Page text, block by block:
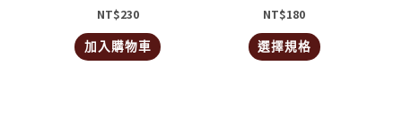
NT$230
加入購物車
NT$180
選擇規格
種